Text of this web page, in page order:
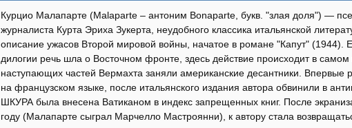
Курцио Малапарте (Malaparte – антоним Bonaparte, букв. "злая доля") —
журналиста Курта Эриха Зукерта, неудобного классика итальянской
описание ужасов Второй мировой войны, начатое в романе "Капут" (1944).
дилогии речь шла о Восточном фронте, здесь действие происходит в
наступающих частей Вермахта заняли американские десантники.
на французском языке, после итальянского издания автора обвинили в
ШКУРА была внесена Ватиканом в индекс запрещенных книг. После
году (Малапарте сыграл Марчелло Мастроянни), к автору стала